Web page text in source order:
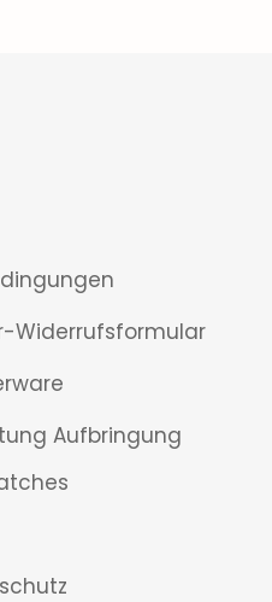
Widerrufsformular
Aufbringung